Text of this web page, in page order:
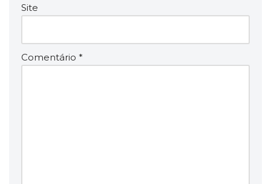
Site
Comentário *